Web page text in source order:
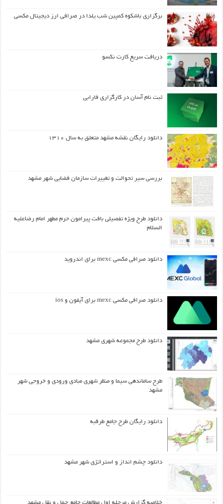
برگزاری باشکوه کمپین شب یلدا در صرافی ارز دیجیتال مکسی
دریافت سریع کارت نکسو
ثبت نام آسان در کارگزاری فارابی
دانلود رایگان نقشه مشهد متعلق به سال ۱۳۱۰
بررسی سیر تحوالت و تغییرات سازمان فضایی شهر مشهد
دانلود طرح ويژه تفصيلي بافت پيرامون حرم مطهر امام رضاعليه
السلام
دانلود صرافی مکسی mexc برای اندروید
دانلود صرافی مکسی mexc برای آیفون و ios
دانلود طرح مجموعه شهری مشهد
طرح ساماندهی سیما و منظر شهری مبادی ورودی و خروجی شهر
مشهد
دانلود رایگان طرح جامع طرقبه
دانلود چشم انداز و استراتژی شهر مشهد